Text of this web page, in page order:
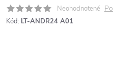
Neohodnotené
Kód: LT-ANDR24 A01